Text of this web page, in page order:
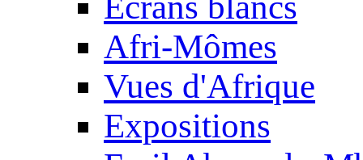
Afri-Mômes
Vues d'Afrique
Expositions